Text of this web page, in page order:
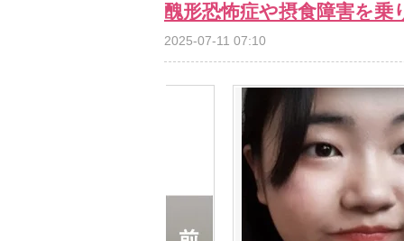
醜形恐怖症や摂食障害を乗
2025-07-11 07:10